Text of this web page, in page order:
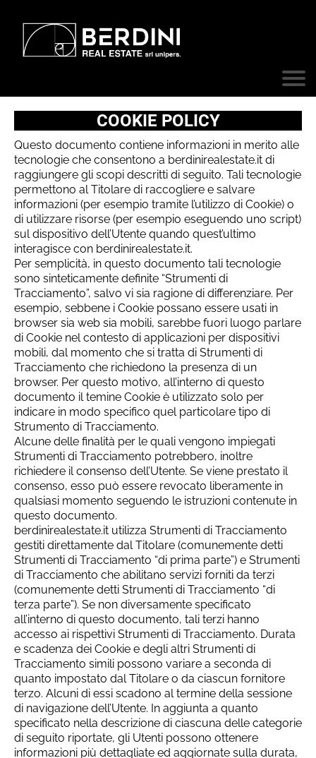
COOKIE POLICY
Questo documento contiene informazioni in merito alle
tecnologie che consentono a berdinirealestate.it di
raggiungere gli scopi descritti di seguito. Tali tecnologie
permettono al Titolare di raccogliere e salvare
informazioni (per esempio tramite l’utilizzo di Cookie) o
di utilizzare risorse (per esempio eseguendo uno script)
sul dispositivo dell’Utente quando quest’ultimo
interagisce con berdinirealestate.it.
Per semplicità, in questo documento tali tecnologie
sono sinteticamente definite “Strumenti di
Tracciamento”, salvo vi sia ragione di differenziare. Per
esempio, sebbene i Cookie possano essere usati in
browser sia web sia mobili, sarebbe fuori luogo parlare
di Cookie nel contesto di applicazioni per dispositivi
mobili, dal momento che si tratta di Strumenti di
Tracciamento che richiedono la presenza di un
browser. Per questo motivo, all’interno di questo
documento il temine Cookie è utilizzato solo per
indicare in modo specifico quel particolare tipo di
Strumento di Tracciamento.
Alcune delle finalità per le quali vengono impiegati
Strumenti di Tracciamento potrebbero, inoltre
richiedere il consenso dell’Utente. Se viene prestato il
consenso, esso può essere revocato liberamente in
qualsiasi momento seguendo le istruzioni contenute in
questo documento.
berdinirealestate.it utilizza Strumenti di Tracciamento
gestiti direttamente dal Titolare (comunemente detti
Strumenti di Tracciamento “di prima parte”) e Strumenti
di Tracciamento che abilitano servizi forniti da terzi
(comunemente detti Strumenti di Tracciamento “di
terza parte”). Se non diversamente specificato
all’interno di questo documento, tali terzi hanno
accesso ai rispettivi Strumenti di Tracciamento. Durata
e scadenza dei Cookie e degli altri Strumenti di
Tracciamento simili possono variare a seconda di
quanto impostato dal Titolare o da ciascun fornitore
terzo. Alcuni di essi scadono al termine della sessione
di navigazione dell’Utente. In aggiunta a quanto
specificato nella descrizione di ciascuna delle categorie
di seguito riportate, gli Utenti possono ottenere
informazioni più dettagliate ed aggiornate sulla durata,